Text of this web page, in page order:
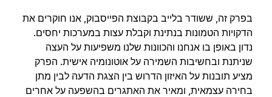
בפרק זה, ששודר בלייב בקבוצת הפייסבוק, אנו חוקרים את
הדקויות הטמונות בנתינת וקבלת עצות במערכות יחסים.
נדון באופן בו אנחנו והכוונות שלנו משפיעות על העצה
שניתנת ובחשיבות השמירה על אוטונומיה אישית. הפרק
מציע תובנות על האיזון הדרוש בין הצגת הדעה לבין מתן
בחירה עצמאית, ומאיר את האתגרים בהשפעה על אחרים